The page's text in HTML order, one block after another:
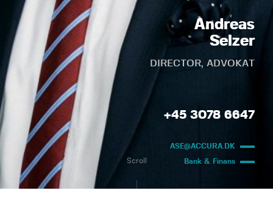
Andreas
Selzer
DIRECTOR, ADVOKAT
+45 3078 6647
ASE@ACCURA.DK
Bank & Finans
Scroll